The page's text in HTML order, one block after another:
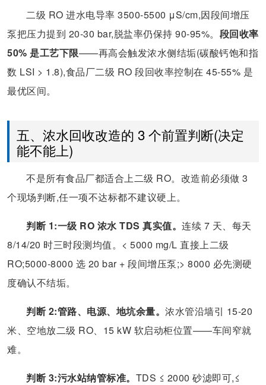
二级 RO 进水电导率 3500-5500 μS/cm,因段间增压
泵把压力提到 20-30 bar,脱盐率仍保持 90-95%。 段回收率
50% 是工艺下限——再高会触发浓水侧结垢(碳酸钙饱和指
数 LSI > 1.8),食品厂二级 RO 段回收率控制在 45-55% 是
最优区间。
五、浓水回收改造的 3 个前置判断(决定
能不能上)
不是所有食品厂都适合上二级 RO。改造前必须做 3
个现场判断,任一项不达标都不建议硬上。
判断 1:一级 RO 浓水 TDS 真实值。 连续 7 天、每天
8/14/20 时三时段测均值。< 5000 mg/L 直接上二级
RO;5000-8000 选 20 bar + 段间增压泵;> 8000 必先测硬
度确认不结垢。
判断 2:管路、电源、地坑余量。 浓水管沿墙引 15-20
米、空地放二级 RO、15 kW 软启动柜位置——车间窄就
难。
判断 3:污水站纳管标准。 TDS ≤ 2000 砂滤即可,≤